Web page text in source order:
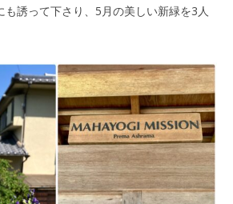
誘って下さり、5月の美しい新緑を3人